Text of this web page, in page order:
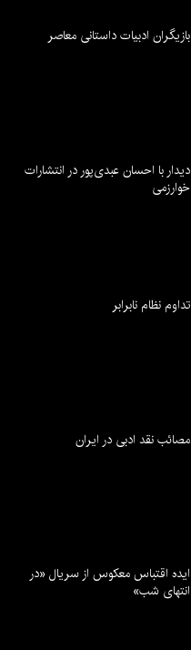
بازیگران ادبیات داستانی معاصر
دیدار با احسان عبدی‌پور در انتشارات
خوارزمی
تداوم نظام نابرابر
مصائب نقد ادبی در ایران
ایده اقتباس معکوس از سریال «در
انتهای شب»